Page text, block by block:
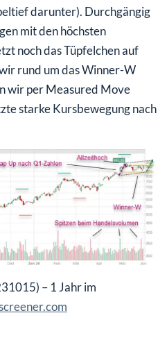
darunter). Durchgängig
mit den höchsten
noch das Tüpfelchen auf
rund um das Winner-W
wir per Measured Move
starke Kursbewegung nach
– 1 Jahr im